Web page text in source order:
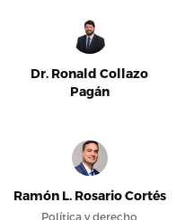
Dr. Ronald Collazo
Pagán
Ramón L. Rosario Cortés
Política y derecho